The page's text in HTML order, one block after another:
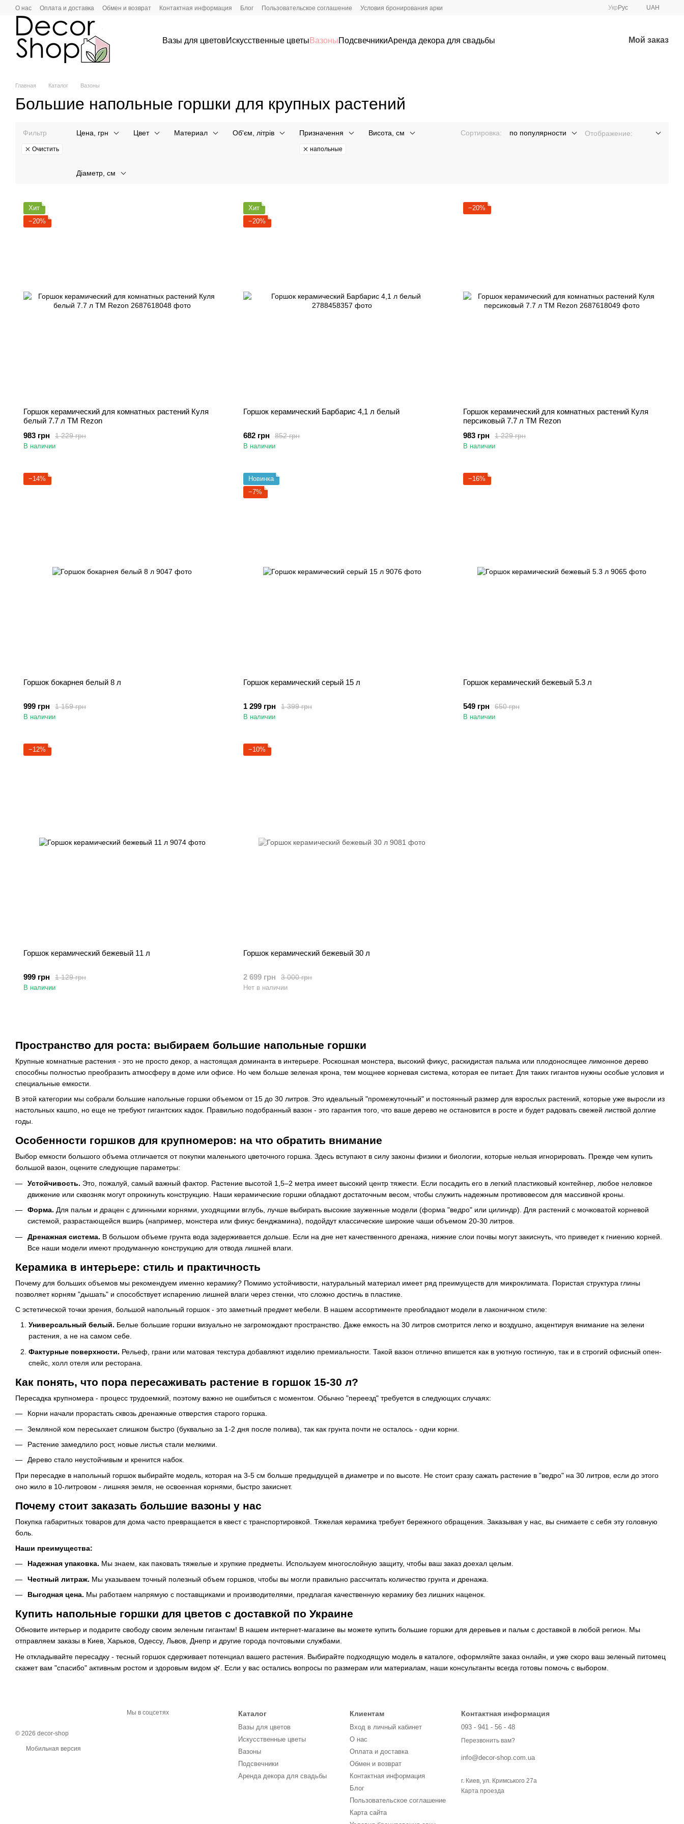
Перейти к основному контенту
О нас Оплата и доставка Обмен и возврат Контактная информация Блог Пользовательское соглашение Условия бронирования арки Укр Рус UAH
Вазы для цветовИскусственные цветы ВазоныПодсвечникиАренда декора для свадьбы Мой заказ
Главная Каталог Вазоны
Большие напольные горшки для крупных растений
Фильтр
Очистить
Цена, грн Цвет Материал Об'єм, літрів Призначення
напольные
Висота, см
Діаметр, см
Сортировка: по популярности Отображение:
Пространство для роста: выбираем большие напольные горшки
Крупные комнатные растения - это не просто декор, а настоящая доминанта в интерьере. Роскошная монстера, высокий фикус, раскидистая пальма или плодоносящее лимонное дерево
способны полностью преобразить атмосферу в доме или офисе. Но чем больше зеленая крона, тем мощнее корневая система, которая ее питает. Для таких гигантов нужны особые условия и
специальные емкости.
В этой категории мы собрали большие напольные горшки объемом от 15 до 30 литров. Это идеальный "промежуточный" и постоянный размер для взрослых растений, которые уже выросли из
настольных кашпо, но еще не требуют гигантских кадок. Правильно подобранный вазон - это гарантия того, что ваше дерево не остановится в росте и будет радовать свежей листвой долгие
годы.
Особенности горшков для крупномеров: на что обратить внимание
Выбор емкости большого объема отличается от покупки маленького цветочного горшка. Здесь вступают в силу законы физики и биологии, которые нельзя игнорировать. Прежде чем купить
большой вазон, оцените следующие параметры:
Устойчивость. Это, пожалуй, самый важный фактор. Растение высотой 1,5–2 метра имеет высокий центр тяжести. Если посадить его в легкий пластиковый контейнер, любое неловкое
движение или сквозняк могут опрокинуть конструкцию. Наши керамические горшки обладают достаточным весом, чтобы служить надежным противовесом для массивной кроны.
Форма. Для пальм и драцен с длинными корнями, уходящими вглубь, лучше выбирать высокие зауженные модели (форма "ведро" или цилиндр). Для растений с мочковатой корневой
системой, разрастающейся вширь (например, монстера или фикус бенджамина), подойдут классические широкие чаши объемом 20-30 литров.
Дренажная система. В большом объеме грунта вода задерживается дольше. Если на дне нет качественного дренажа, нижние слои почвы могут закиснуть, что приведет к гниению корней.
Все наши модели имеют продуманную конструкцию для отвода лишней влаги.
Керамика в интерьере: стиль и практичность
Почему для больших объемов мы рекомендуем именно керамику? Помимо устойчивости, натуральный материал имеет ряд преимуществ для микроклимата. Пористая структура глины
позволяет корням "дышать" и способствует испарению лишней влаги через стенки, что сложно достичь в пластике.
С эстетической точки зрения, большой напольный горшок - это заметный предмет мебели. В нашем ассортименте преобладают модели в лаконичном стиле:
Универсальный белый. Белые большие горшки визуально не загромождают пространство. Даже емкость на 30 литров смотрится легко и воздушно, акцентируя внимание на зелени
растения, а не на самом себе.
Фактурные поверхности. Рельеф, грани или матовая текстура добавляют изделию премиальности. Такой вазон отлично впишется как в уютную гостиную, так и в строгий офисный опен-
спейс, холл отеля или ресторана.
Как понять, что пора пересаживать растение в горшок 15-30 л?
Пересадка крупномера - процесс трудоемкий, поэтому важно не ошибиться с моментом. Обычно "переезд" требуется в следующих случаях:
Корни начали прорастать сквозь дренажные отверстия старого горшка.
Земляной ком пересыхает слишком быстро (буквально за 1-2 дня после полива), так как грунта почти не осталось - одни корни.
Растение замедлило рост, новые листья стали мелкими.
Дерево стало неустойчивым и кренится набок.
При пересадке в напольный горшок выбирайте модель, которая на 3-5 см больше предыдущей в диаметре и по высоте. Не стоит сразу сажать растение в "ведро" на 30 литров, если до этого
оно жило в 10-литровом - лишняя земля, не освоенная корнями, быстро закиснет.
Почему стоит заказать большие вазоны у нас
Покупка габаритных товаров для дома часто превращается в квест с транспортировкой. Тяжелая керамика требует бережного обращения. Заказывая у нас, вы снимаете с себя эту головную
боль.
Наши преимущества:
Надежная упаковка. Мы знаем, как паковать тяжелые и хрупкие предметы. Используем многослойную защиту, чтобы ваш заказ доехал целым.
Честный литраж. Мы указываем точный полезный объем горшков, чтобы вы могли правильно рассчитать количество грунта и дренажа.
Выгодная цена. Мы работаем напрямую с поставщиками и производителями, предлагая качественную керамику без лишних наценок.
Купить напольные горшки для цветов с доставкой по Украине
Обновите интерьер и подарите свободу своим зеленым гигантам! В нашем интернет-магазине вы можете купить большие горшки для деревьев и пальм с доставкой в любой регион. Мы
отправляем заказы в Киев, Харьков, Одессу, Львов, Днепр и другие города почтовыми службами.
Не откладывайте пересадку - тесный горшок сдерживает потенциал вашего растения. Выбирайте подходящую модель в каталоге, оформляйте заказ онлайн, и уже скоро ваш зеленый питомец
скажет вам "спасибо" активным ростом и здоровым видом 🌿. Если у вас остались вопросы по размерам или материалам, наши консультанты всегда готовы помочь с выбором.
Хит
−20%
Горшок керамический для комнатных растений Куля
белый 7.7 л TM Rezon
1 229 грн
983 грн
В наличии
Хит
−20%
Горшок керамический Барбарис 4,1 л белый
852 грн
682 грн
В наличии
−20%
Горшок керамический для комнатных растений Куля
персиковый 7.7 л TM Rezon
1 229 грн
983 грн
В наличии
−14%
Горшок бокарнея белый 8 л
1 159 грн
999 грн
В наличии
Новинка
−7%
Горшок керамический серый 15 л
1 399 грн
1 299 грн
В наличии
−16%
Горшок керамический бежевый 5.3 л
650 грн
549 грн
В наличии
−12%
Горшок керамический бежевый 11 л
1 129 грн
999 грн
В наличии
−10%
Горшок керамический бежевый 30 л
3 000 грн
2 699 грн
Нет в наличии
© 2026 decor-shop
Мобильная версия
Мы в соцсетях Каталог
Вазы для цветов
Искусственные цветы
Вазоны
Подсвечники
Аренда декора для свадьбы
Клиентам
Вход в личный кабинет
О нас
Оплата и доставка
Обмен и возврат
Контактная информация
Блог
Пользовательское соглашение
Карта сайта
Контактная информация
093 - 941 - 56 - 48
Перезвонить вам?
info@decor-shop.com.ua
г. Киев, ул. Кримського 27а
Карта проезда